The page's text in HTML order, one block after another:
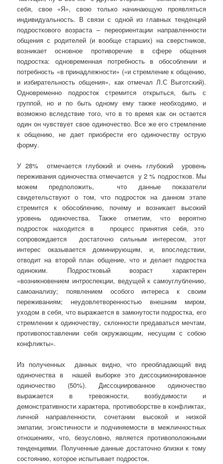
себя, свое «Я», свою только начинающую проявляться
индивидуальность. В связи с одной из главных тенденций
подросткового возраста – переориентации направленности
общения с родителей (и вообще старших) на сверстников,
возникает основное противоречие в сфере общения
подростка: одновременная потребность в обособлении и
потребность «в принадлежности» («и стремление к общению,
и избирательность общения», как отмечал Л.С Выготский).
Одновременно подросток стремится открыться, быть с
группой, но и по быть одному ему также необходимо, и
возможно вследствие того, что в то время как он остается
один он чувствует свое одиночество. Все же его стремление
к общению, не дает приобрести его одиночеству острую
форму.
У 28% отмечается глубокий и очень глубокий уровень
переживания одиночества отмечается у 2 % подростков. Мы
можем предположить, что данные показатели
свидетельствуют о том, что подросток на данном этапе
стремится к обособлению, почему и возникает высокий
уровень одиночества. Также отметим, что вероятно
подросток находится в процесс принятия себя, это
сопровождается достаточно сильным интересом, этот
интерес оказывается доминирующим, и, впоследствии,
отводит на второй план общение, что и делает подростка
одиноким. Подростковый возраст характерен
«возникновением интроспекции, ведущей к самоуглублению,
самоанализу; появлением особого интереса к своим
переживаниям; неудовлетворенностью внешним миром,
уходом в себя, что выражается в замкнутости подростка, его
стремлении к одиночеству, склонности предаваться мечтам,
противопоставлении себя окружающим, несущим с собою
конфликты».
Из полученных данных видно, что преобладающий вид
одиночества в нашей выборке это диссоциионированное
одиночество (50%). Диссоциированное одиночество
выражается в тревожности, возбудимости и
демонстративности характера, противоборстве в конфликтах,
личной направленности, сочетании высокой и низкой
эмпатии, эгоистичности и подчиняемости в межличностных
отношениях, что, безусловно, является противоположными
тенденциями. Полученные данные достаточно близки к тому
состоянию, которое испытывает подросток.